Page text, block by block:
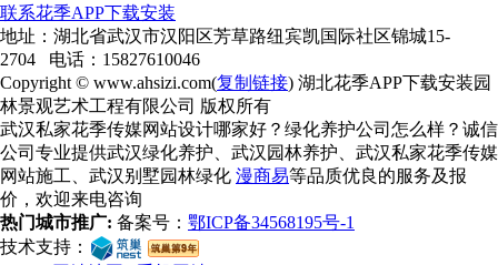
联系花季APP下载安装
地址：湖北省武汉市汉阳区芳草路纽宾凯国际社区锦城15-
2704 电话：15827610046
Copyright © www.ahsizi.com(复制链接) 湖北花季APP下载安装园
林景观艺术工程有限公司 版权所有
武汉私家花季传媒网站设计哪家好？绿化养护公司怎么样？诚信
公司专业提供武汉绿化养护、武汉园林养护、武汉私家花季传媒
网站施工、武汉别墅园林绿化 漫商易等品质优良的服务及报
价，欢迎来电咨询
热门城市推广: 备案号： 鄂ICP备34568195号-1
技术支持：